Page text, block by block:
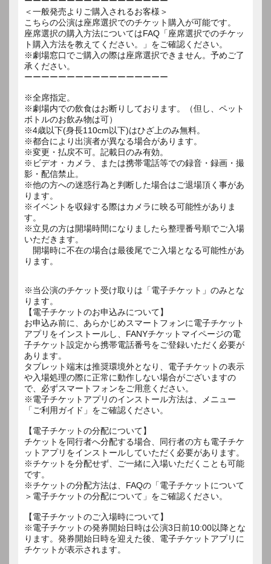
＜一般発売よりご購入されるお客様＞
こちらの公演は座席選択でのチケット購入が可能です。
座席選択の購入方法についてはFAQ「座席選択でのチケッ
ト購入方法を教えてください。」をご確認ください。
※劇場窓口でご購入の際は座席選択できません。予めご了
承ください。
ーーーーーーーーーーーーーーーーー
※全席指定。
※劇場内での飲食はお断りしております。（但し、ペット
ボトルのお飲み物は可）
※4歳以下(身長110cm以下)はひざ上のみ無料。
※都合により出演者が異なる場合があります。
※変更・払戻不可。記載日のみ有効。
※ビデオ・カメラ、または携帯電話等での録音・録画・撮
影・配信禁止。
※他の方への迷惑行為と判断した場合はご退場頂く事があ
ります。
※イベントを収録する際はカメラに映る可能性がありま
す。
※立見の方は開場時間になりましたら整理番号順でご入場
いただきます。
開場時に不在の場合は最後尾でご入場となる可能性があ
ります。
※当公演のチケット受け取りは「電子チケット」のみとな
ります。
【電子チケットのお申込みについて】
お申込み前に、あらかじめスマートフォンに電子チケット
アプリをインストールし、FANYチケットマイページの電
子チケット設定から携帯電話番号をご登録いただく必要が
あります。
タブレット端末は推奨環境外となり、電子チケットの表示
や入場処理の際に正常に動作しない場合がございますの
で、必ずスマートフォンをご用意ください。
※電子チケットアプリのインストール方法は、メニュー
「ご利用ガイド」をご確認ください。
【電子チケットの分配について】
チケットを同行者へ分配する場合、同行者の方も電子チケ
ットアプリをインストールしていただく必要があります。
※チケットを分配せず、ご一緒に入場いただくことも可能
です。
※チケットの分配方法は、FAQの「電子チケットについて
＞電子チケットの分配について」をご確認ください。
【電子チケットのご入場時について】
※電子チケットの発券開始日時は公演3日前10:00以降とな
ります。発券開始日時を迎えた後、電子チケットアプリに
チケットが表示されます。